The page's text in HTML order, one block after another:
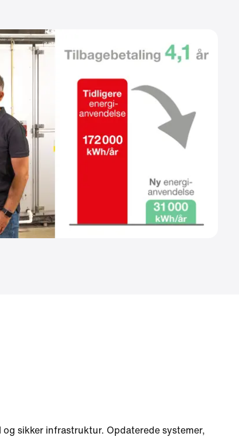
sikker infrastruktur. Opdaterede systemer,